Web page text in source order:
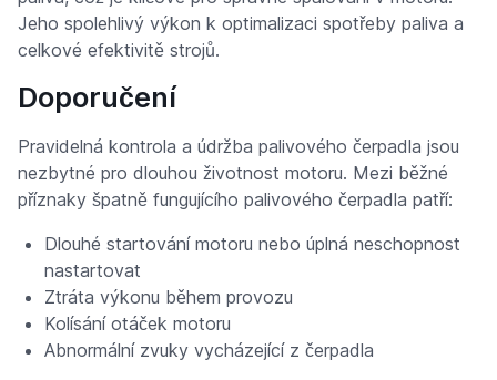
Jeho spolehlivý výkon k optimalizaci spotřeby paliva a
celkové efektivitě strojů.
Doporučení
Pravidelná kontrola a údržba palivového čerpadla jsou
nezbytné pro dlouhou životnost motoru. Mezi běžné
příznaky špatně fungujícího palivového čerpadla patří:
Dlouhé startování motoru nebo úplná neschopnost
nastartovat
Ztráta výkonu během provozu
Kolísání otáček motoru
Abnormální zvuky vycházející z čerpadla